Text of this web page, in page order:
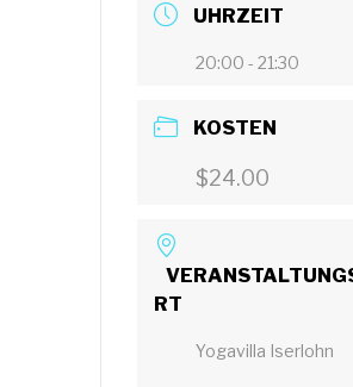
UHRZEIT
20:00 - 21:30
KOSTEN
$24.00
RT
Yogavilla Iserlohn